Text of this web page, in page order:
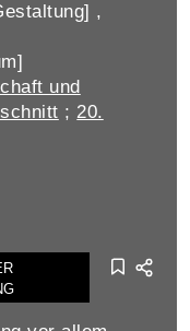
,
und
; 20.